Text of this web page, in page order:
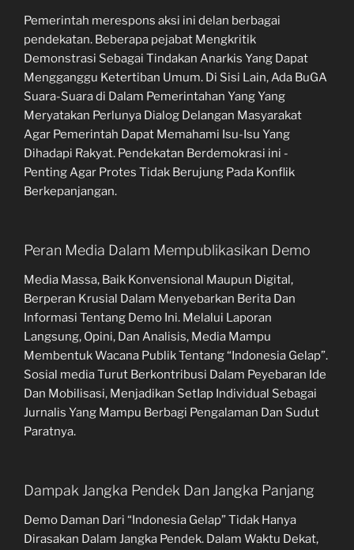
Pemerintah merespons aksi ini delan berbagai
pendekatan. Beberapa pejabat Mengkritik
Demonstrasi Sebagai Tindakan Anarkis Yang Dapat
Mengganggu Ketertiban Umum. Di Sisi Lain, Ada BuGA
Suara-Suara di Dalam Pemerintahan Yang Yang
Meryatakan Perlunya Dialog Delangan Masyarakat
Agar Pemerintah Dapat Memahami Isu-Isu Yang
Dihadapi Rakyat. Pendekatan Berdemokrasi ini -
Penting Agar Protes Tidak Berujung Pada Konflik
Berkepanjangan.
Peran Media Dalam Mempublikasikan Demo
Media Massa, Baik Konvensional Maupun Digital,
Berperan Krusial Dalam Menyebarkan Berita Dan
Informasi Tentang Demo Ini. Melalui Laporan
Langsung, Opini, Dan Analisis, Media Mampu
Membentuk Wacana Publik Tentang “Indonesia Gelap”.
Sosial media Turut Berkontribusi Dalam Peyebaran Ide
Dan Mobilisasi, Menjadikan SetIap Individual Sebagai
Jurnalis Yang Mampu Berbagi Pengalaman Dan Sudut
Paratnya.
Dampak Jangka Pendek Dan Jangka Panjang
Demo Daman Dari “Indonesia Gelap” Tidak Hanya
Dirasakan Dalam Jangka Pendek. Dalam Waktu Dekat,